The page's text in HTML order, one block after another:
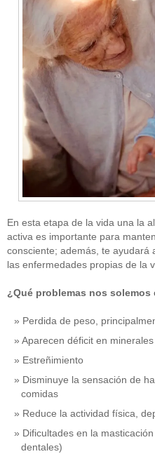
En esta etapa de la vida una la
activa es importante para
consciente; además, te ayudará
las enfermedades propias de la
¿Qué problemas nos
Perdida de peso,
Aparecen déficit en
Estreñimiento
Disminuye la sensación de
comidas
Reduce la actividad física,
Dificultades en la
dentales)